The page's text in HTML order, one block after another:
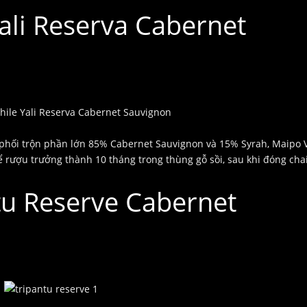
Reserva Cabernet
trộn phần lớn 85% Cabernet Sauvignon và 15% Syrah, Maipo
trưởng thành 10 tháng trong thùng gỗ sồi, sau khi đóng
Reserve Cabernet